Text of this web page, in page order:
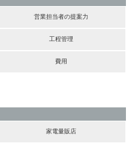
営業担当者の提案力
工程管理
費用
家電量販店